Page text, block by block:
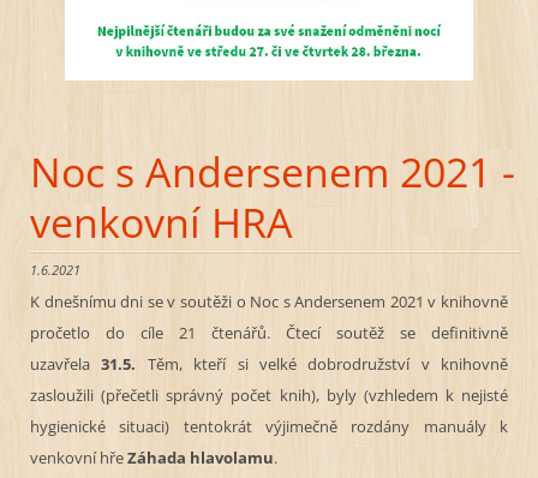
Noc s Andersenem 2021 -
venkovní HRA
1.6.2021
K dnešnímu dni se v soutěži o Noc s Andersenem 2021 v knihovně
pročetlo do cíle 21 čtenářů. Čtecí soutěž se definitivně
uzavřela31.5. Těm, kteří si velké dobrodružství v knihovně
zasloužili (přečetli správný počet knih), byly (vzhledem k nejisté
hygienické situaci) tentokrát výjimečně rozdány manuály k
venkovní hřeZáhada hlavolamu.